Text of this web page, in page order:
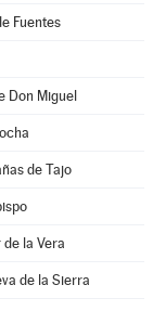
Fuentes
Don Miguel
de Tajo
la Vera
de la Sierra